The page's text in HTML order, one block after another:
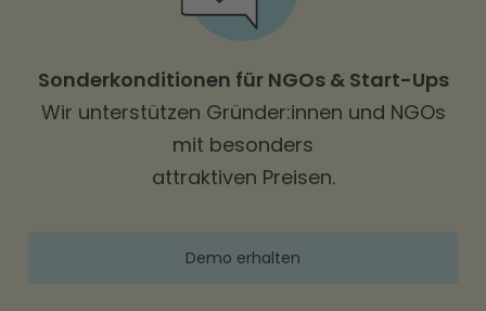
Sonderkonditionen für NGOs & Start-Ups
Wir unterstützen Gründer:innen und NGOs
mit besonders
attraktiven Preisen.
Demo erhalten